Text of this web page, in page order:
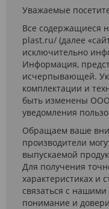
Уважаемые
Все содержащиеся
plast.ru/ (далее
исключительно
Информация,
исчерпывающей.
комплектации и
быть изменены
уведомления
Обращаем ваше
производители
выпускаемой
Для получения
характеристиках и
связаться с
понимание и